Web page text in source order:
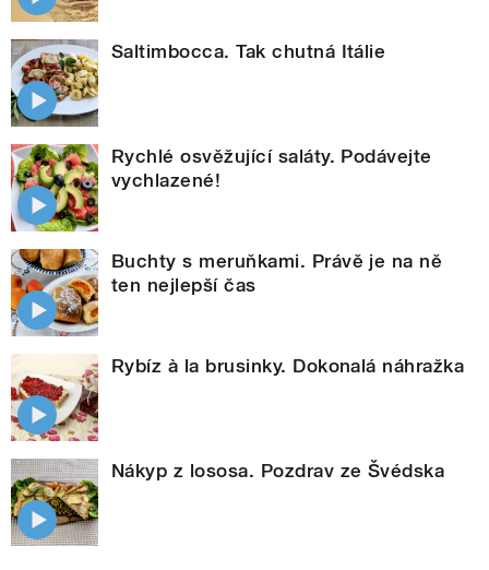
Saltimbocca. Tak chutná Itálie
Rychlé osvěžující saláty. Podávejte
vychlazené!
Buchty s meruňkami. Právě je na ně
ten nejlepší čas
Rybíz à la brusinky. Dokonalá náhražka
Nákyp z lososa. Pozdrav ze Švédska